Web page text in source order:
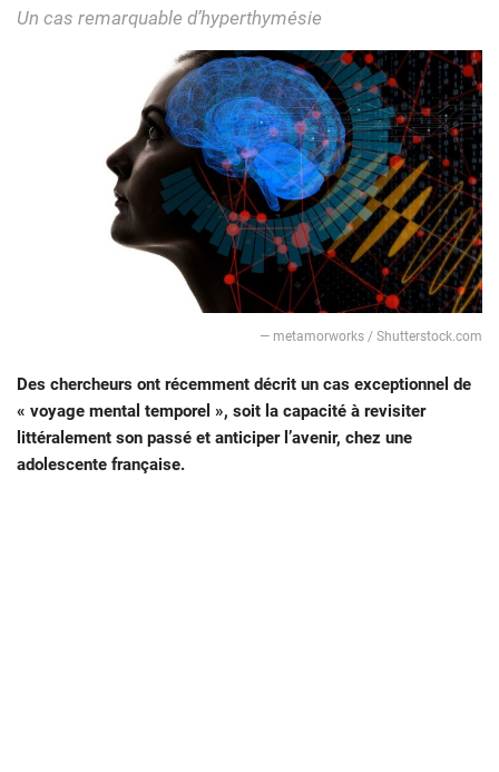
Un cas remarquable d’hyperthymésie
— metamorworks / Shutterstock.com
Des chercheurs ont récemment décrit un cas exceptionnel de
« voyage mental temporel », soit la capacité à revisiter
littéralement son passé et anticiper l’avenir, chez une
adolescente française.